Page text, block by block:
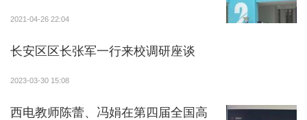
2021-04-26 22:04
长安区区长张军一行来校调研座谈
2023-03-30 15:08
西电教师陈蕾、冯娟在第四届全国高